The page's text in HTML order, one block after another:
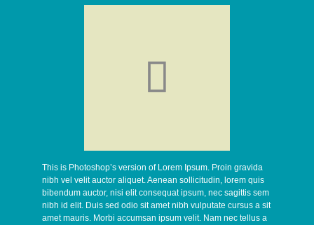

This is Photoshop’s version of Lorem Ipsum. Proin gravida
nibh vel velit auctor aliquet. Aenean sollicitudin, lorem quis
bibendum auctor, nisi elit consequat ipsum, nec sagittis sem
nibh id elit. Duis sed odio sit amet nibh vulputate cursus a sit
amet mauris. Morbi accumsan ipsum velit. Nam nec tellus a